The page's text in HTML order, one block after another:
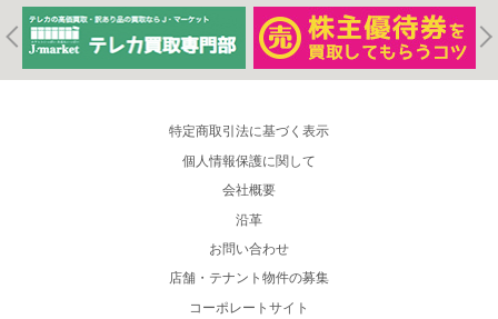
特定商取引法に基づく表示
個人情報保護に関して
会社概要
沿革
お問い合わせ
店舗・テナント物件の募集
コーポレートサイト